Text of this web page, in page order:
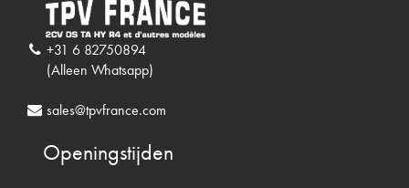
+31 6 82750894
(Alleen Whatsapp)
sales@tpvfrance.com
Openingstijden